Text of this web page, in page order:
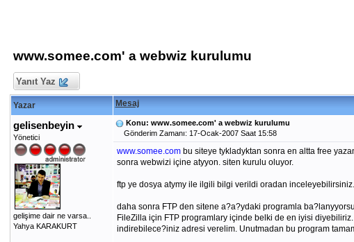
www.somee.com' a webwiz kurulumu
Yanıt Yaz
Yazar Mesaj
gelisenbeyin
Yönetici
gelişime dair ne varsa..
Yahya KARAKURT
Konu: www.somee.com' a webwiz kurulumu
Gönderim Zamanı: 17-Ocak-2007 Saat 15:58
www.somee.combu siteye tykladyktan sonra en altta free
sonra webwizi içine atyyon. siten kurulu oluyor.
ftp ye dosya atymy ile ilgili bilgi verildi oradan inceleyebilirsiniz.
daha sonra FTP den sitene a?a?ydaki programla
FileZilla için FTP programlary içinde belki de en iyisi
indirebilece?iniz adresi verelim. Unutmadan bu program